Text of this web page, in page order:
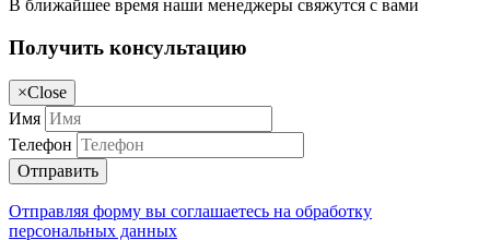
В ближайшее время наши менеджеры свяжутся с вами
Получить консультацию
×Close
Имя
Телефон
Отправить
Отправляя форму вы соглашаетесь на обработку
персональных данных